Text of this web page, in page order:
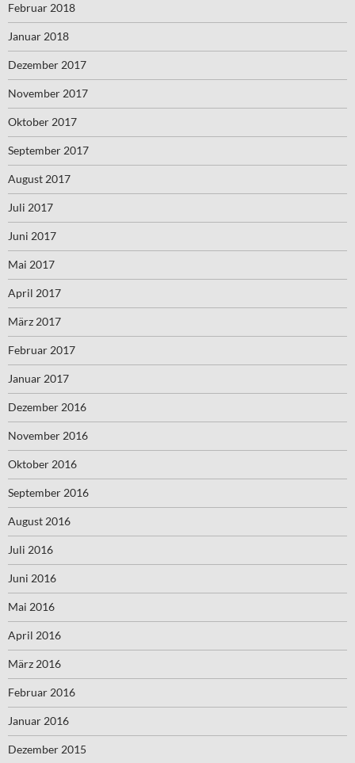
Februar 2018
Januar 2018
Dezember 2017
November 2017
Oktober 2017
September 2017
August 2017
Juli 2017
Juni 2017
Mai 2017
April 2017
März 2017
Februar 2017
Januar 2017
Dezember 2016
November 2016
Oktober 2016
September 2016
August 2016
Juli 2016
Juni 2016
Mai 2016
April 2016
März 2016
Februar 2016
Januar 2016
Dezember 2015